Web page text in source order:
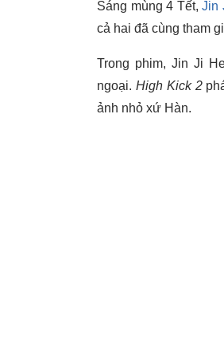
Sáng mùng 4 Tết,Jin
cả hai đã cùng tham
Trong phim, Jin Ji
ngoại. High Kick 2
ảnh nhỏ xứ Hàn.